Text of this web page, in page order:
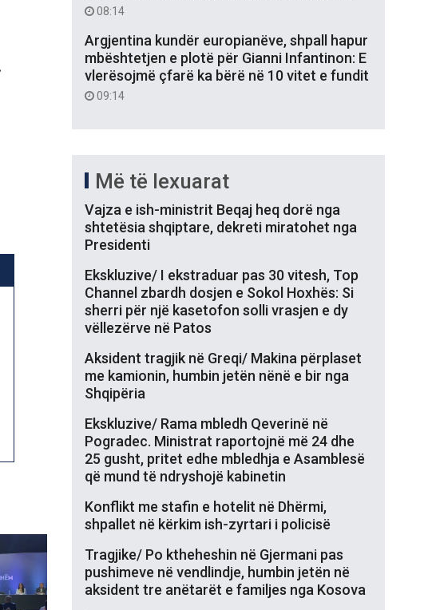
08:14
Argjentina kundër europianëve, shpall hapur
mbështetjen e plotë për Gianni Infantinon: E
vlerësojmë çfarë ka bërë në 10 vitet e fundit
09:14
Më të lexuarat
Vajza e ish-ministrit Beqaj heq dorë nga
shtetësia shqiptare, dekreti miratohet nga
Presidenti
Ekskluzive/ I ekstraduar pas 30 vitesh, Top
Channel zbardh dosjen e Sokol Hoxhës: Si
sherri për një kasetofon solli vrasjen e dy
vëllezërve në Patos
Aksident tragjik në Greqi/ Makina përplaset
me kamionin, humbin jetën nënë e bir nga
Shqipëria
Ekskluzive/ Rama mbledh Qeverinë në
Pogradec. Ministrat raportojnë më 24 dhe
25 gusht, pritet edhe mbledhja e Asamblesë
që mund të ndryshojë kabinetin
Konflikt me stafin e hotelit në Dhërmi,
shpallet në kërkim ish-zyrtari i policisë
Tragjike/ Po ktheheshin në Gjermani pas
pushimeve në vendlindje, humbin jetën në
aksident tre anëtarët e familjes nga Kosova